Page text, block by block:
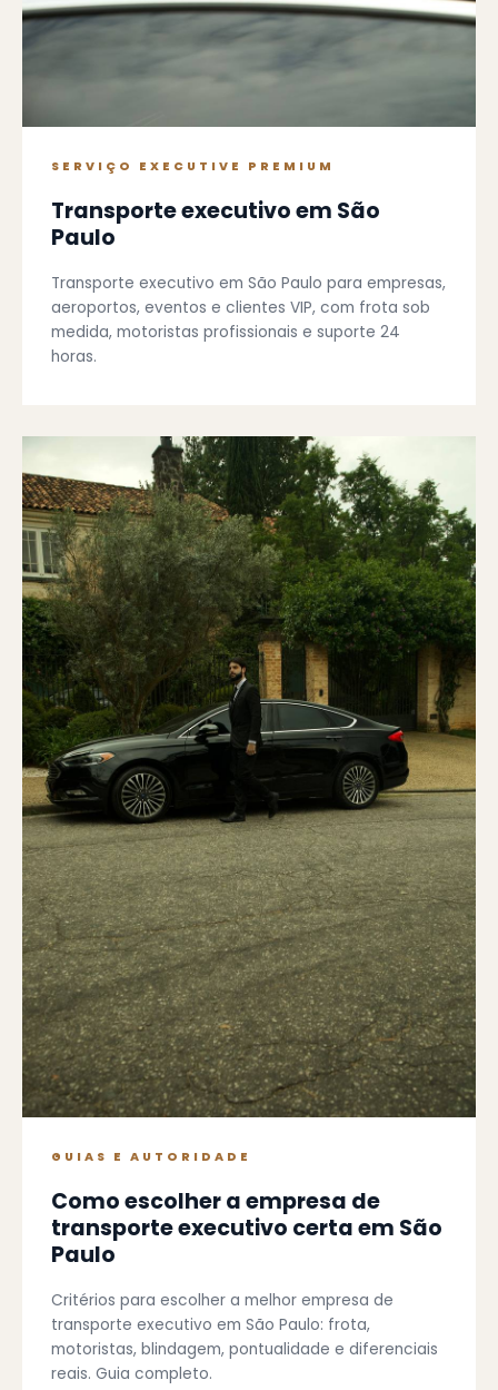
SERVIÇO EXECUTIVE PREMIUM
Transporte executivo em São
Paulo
Transporte executivo em São Paulo para empresas,
aeroportos, eventos e clientes VIP, com frota sob
medida, motoristas profissionais e suporte 24
horas.
GUIAS E AUTORIDADE
Como escolher a empresa de
transporte executivo certa em São
Paulo
Critérios para escolher a melhor empresa de
transporte executivo em São Paulo: frota,
motoristas, blindagem, pontualidade e diferenciais
reais. Guia completo.